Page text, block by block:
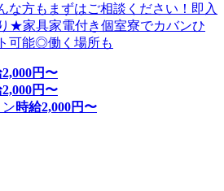
な方もまずはご相談ください！即入
★家具家電付き個室寮でカバンひ
可能◎働く場所も
2,000円〜
2,000円〜
時給2,000円〜